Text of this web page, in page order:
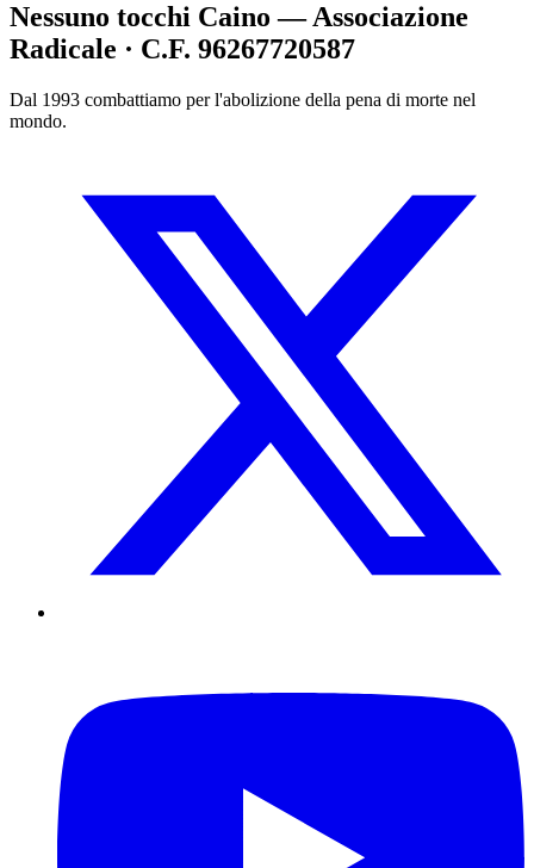
Nessuno tocchi Caino — Associazione
Radicale · C.F. 96267720587
Dal 1993 combattiamo per l'abolizione della pena di morte nel
mondo.